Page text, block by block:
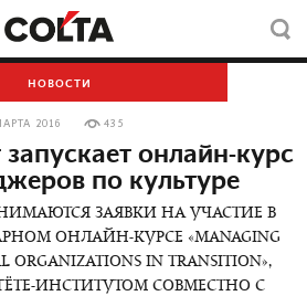
НОВОСТИ
2016 435
запускает онлайн-курс
по культуре
ЗАЯВКИ НА УЧАСТИЕ В
ОНЛАЙН-КУРСЕ «MANAGING
ORGANIZATIONS IN TRANSITION»,
ИНСТИТУТОМ СОВМЕСТНО С